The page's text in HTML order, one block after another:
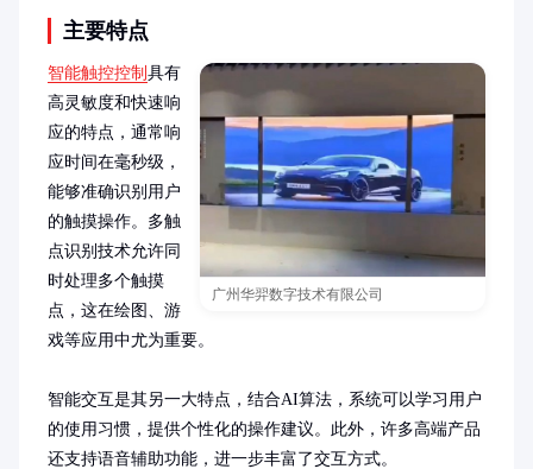
主要特点
广州华羿数字技术有限公司
智能触控控制 具有
高灵敏度和快速响
应的特点，通常响
应时间在毫秒级，
能够准确识别用户
的触摸操作。多触
点识别技术允许同
时处理多个触摸
点，这在绘图、游
戏等应用中尤为重要。
智能交互是其另一大特点，结合AI算法，系统可以学习用户
的使用习惯，提供个性化的操作建议。此外，许多高端产品
还支持语音辅助功能，进一步丰富了交互方式。